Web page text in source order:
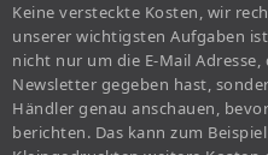
Keine versteckte Kosten, wir
unserer wichtigsten Aufgaben
nicht nur um die E-Mail
Newsletter gegeben hast,
Händler genau anschauen,
berichten. Das kann zum